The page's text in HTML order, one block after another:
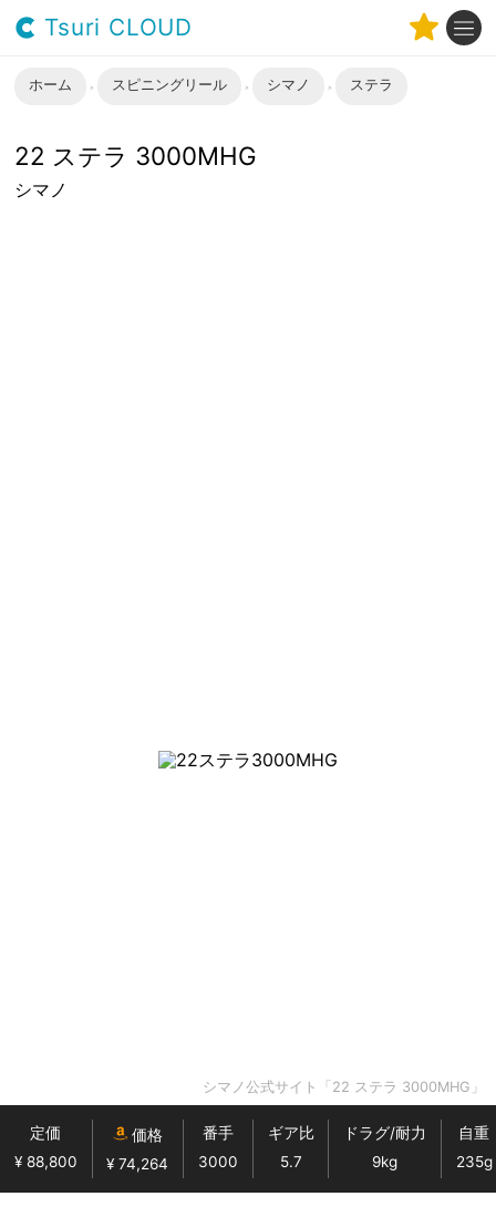
Tsuri CLOUD
ホーム スピニングリール シマノ ステラ
22 ステラ 3000MHG
シマノ
シマノ公式サイト「22 ステラ 3000MHG」
定価
¥ 88,800
価格
¥ 74,264
番手
3000
ギア比
5.7
ドラグ/耐力
9kg
自重
235g